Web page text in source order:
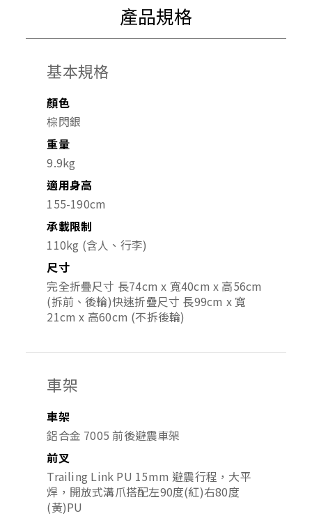
產品規格
基本規格
顏色
棕閃銀
重量
9.9kg
適用身高
155-190cm
承載限制
110kg (含人、行李)
尺寸
完全折疊尺寸 長74cm x 寬40cm x 高56cm
(拆前、後輪)快速折疊尺寸 長99cm x 寬
21cm x 高60cm (不拆後輪)
車架
車架
鋁合金 7005 前後避震車架
前叉
Trailing Link PU 15mm 避震行程，大平
焊，開放式溝爪搭配左90度(紅)右80度
(黃)PU